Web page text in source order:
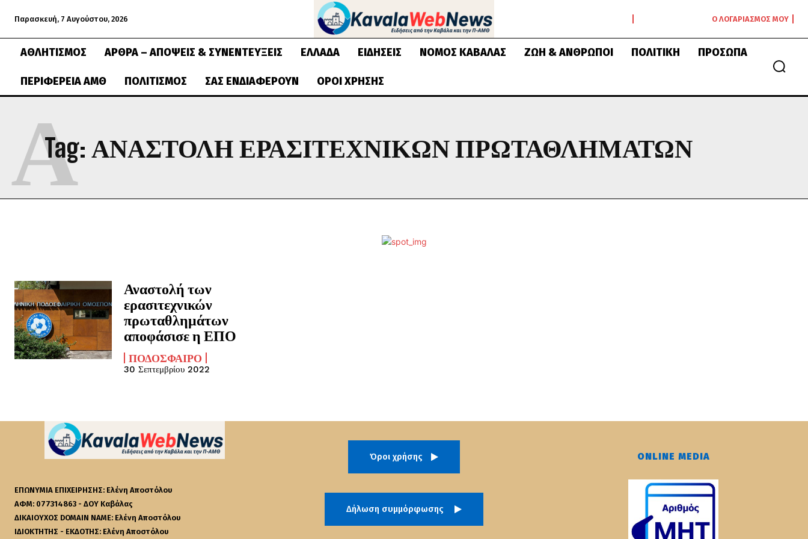
Παρασκευή, 7 Αυγούστου, 2026 Ο ΛΟΓΑΡΙΑΣΜΌΣ ΜΟΥ
ΑΘΛΗΤΙΣΜΌΣ ΆΡΘΡΑ – ΑΠΌΨΕΙΣ & ΣΥΝΕΝΤΕΎΞΕΙΣ ΕΛΛΆΔΑ ΕΙΔΉΣΕΙΣ ΝΟΜΌΣ ΚΑΒΆΛΑΣ ΖΩΉ & ΆΝΘΡΩΠΟΙ ΠΟΛΙΤΙΚΉ ΠΡΌΣΩΠΑ
ΠΕΡΙΦΈΡΕΙΑ ΑΜΘ ΠΟΛΙΤΙΣΜΌΣ ΣΑΣ ΕΝΔΙΑΦΈΡΟΥΝ ΌΡΟΙ ΧΡΉΣΗΣ
Tag: ΑΝΑΣΤΟΛΉ ΕΡΑΣΙΤΕΧΝΙΚΏΝ ΠΡΩΤΑΘΛΗΜΆΤΩΝ
Α
Αναστολή των
ερασιτεχνικών
πρωταθλημάτων
αποφάσισε η ΕΠΟ
ΠΟΔΌΣΦΑΙΡΟ
30 Σεπτεμβρίου 2022
ΕΠΩΝΥΜΙΑ ΕΠΙΧΕΙΡΗΣΗΣ: Ελένη Αποστόλου
ΑΦΜ: 077314863 - ΔΟΥ Καβάλας
ΔΙΚΑΙΟΥΧΟΣ DOMAIN NAME: Ελένη Αποστόλου
ΙΔΙΟΚΤΗΤΗΣ - ΕΚΔΟΤΗΣ: Ελένη Αποστόλου
Όροι χρήσης
Δήλωση συμμόρφωσης
ONLINE MEDIA